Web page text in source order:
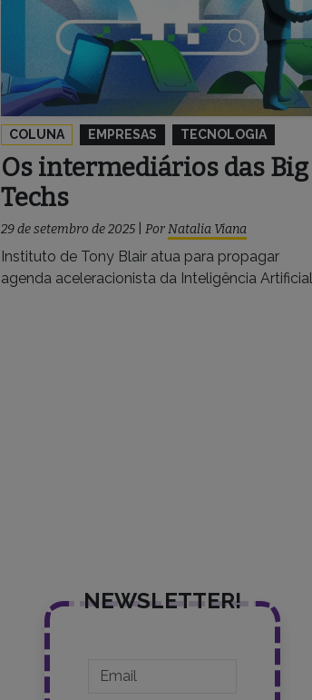
COLUNA EMPRESAS TECNOLOGIA
Os intermediários das Big
Techs
29 de setembro de 2025 PorNatalia Viana
Instituto de Tony Blair atua para propagar
agenda aceleracionista da Inteligência Artificial
NEWSLETTER!